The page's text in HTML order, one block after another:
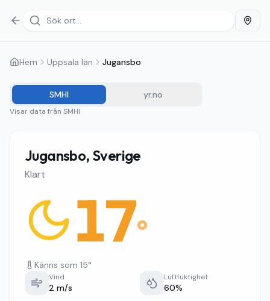
Hem Uppsala län Jugansbo
SMHI yr.no
Visar data från SMHI
Jugansbo, Sverige
Klart
17°
Känns som 15°
Vind
2 m/s
Luftfuktighet
60%